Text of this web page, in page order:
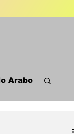
Arabo